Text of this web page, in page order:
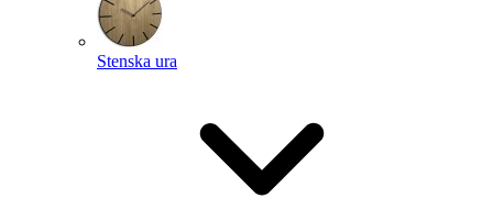
Stenska ura